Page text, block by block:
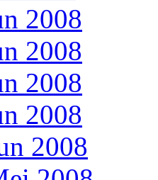
2008
2008
2008
2008
2008